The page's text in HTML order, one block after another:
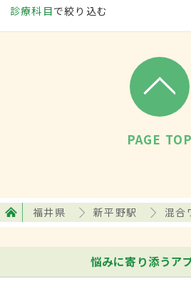
診療科目で絞り込む
PAGE TOP
福井県 新平野駅 混合
悩みに寄り添うア